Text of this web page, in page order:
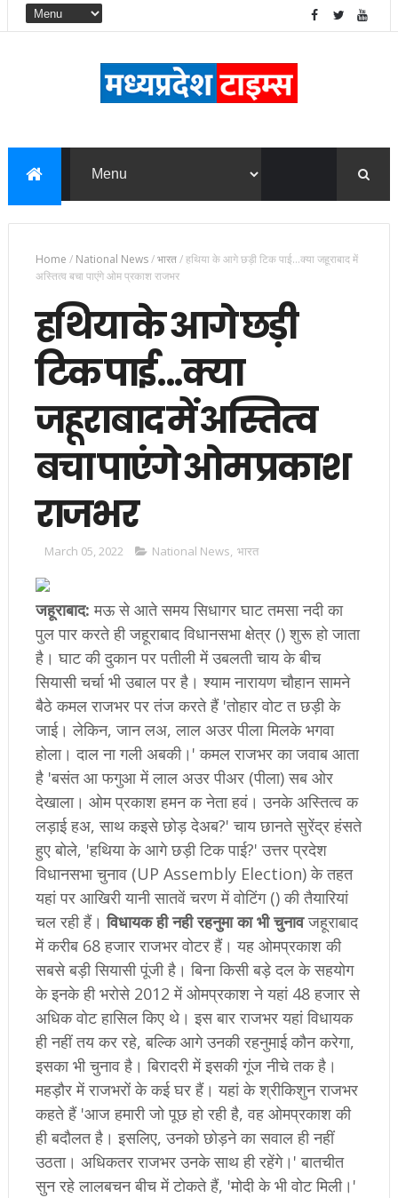
Home / National News/भारत/हथिया के आगे छड़ी टिक पाई...क्या जहूराबाद में
अस्तित्व बचा पाएंगे ओम प्रकाश राजभर
हथिया के आगे छड़ी
टिक पाई...क्या
जहूराबाद में अस्तित्व
बचा पाएंगे ओम प्रकाश
राजभर
March 05, 2022 National News, भारत
जहूराबाद: मऊ से आते समय सिधागर घाट तमसा नदी का
पुल पार करते ही जहूराबाद विधानसभा क्षेत्र () शुरू हो जाता
है। घाट की दुकान पर पतीली में उबलती चाय के बीच
सियासी चर्चा भी उबाल पर है। श्याम नारायण चौहान सामने
बैठे कमल राजभर पर तंज करते हैं 'तोहार वोट त छड़ी के
जाई। लेकिन, जान लअ, लाल अउर पीला मिलके भगवा
होला। दाल ना गली अबकी।' कमल राजभर का जवाब आता
है 'बसंत आ फगुआ में लाल अउर पीअर (पीला) सब ओर
देखाला। ओम प्रकाश हमन क नेता हवं। उनके अस्तित्व क
लड़ाई हअ, साथ कइसे छोड़ देअब?' चाय छानते सुरेंद्र हंसते
हुए बोले, 'हथिया के आगे छड़ी टिक पाई?' उत्तर प्रदेश
विधानसभा चुनाव (UP Assembly Election) के तहत
यहां पर आखिरी यानी सातवें चरण में वोटिंग () की तैयारियां
चल रही हैं।विधायक ही नही रहनुमा का भी चुनावजहूराबाद
में करीब 68 हजार राजभर वोटर हैं। यह ओमप्रकाश की
सबसे बड़ी सियासी पूंजी है। बिना किसी बड़े दल के सहयोग
के इनके ही भरोसे 2012 में ओमप्रकाश ने यहां 48 हजार से
अधिक वोट हासिल किए थे। इस बार राजभर यहां विधायक
ही नहीं तय कर रहे, बल्कि आगे उनकी रहनुमाई कौन करेगा,
इसका भी चुनाव है। बिरादरी में इसकी गूंज नीचे तक है।
महड़ौर में राजभरों के कई घर हैं। यहां के श्रीकिशुन राजभर
कहते हैं 'आज हमारी जो पूछ हो रही है, वह ओमप्रकाश की
ही बदौलत है। इसलिए, उनको छोड़ने का सवाल ही नहीं
उठता। अधिकतर राजभर उनके साथ ही रहेंगे।' बातचीत
सुन रहे लालबचन बीच में टोकते हैं, 'मोदी के भी वोट मिली।'